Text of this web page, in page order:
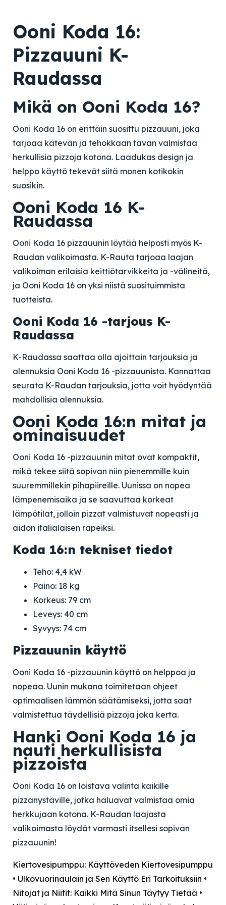
Ooni Koda 16:
Pizzauuni K-
Raudassa
Mikä on Ooni Koda 16?
Ooni Koda 16 on erittäin suosittu pizzauuni, joka
tarjoaa kätevän ja tehokkaan tavan valmistaa
herkullisia pizzoja kotona. Laadukas design ja
helppo käyttö tekevät siitä monen kotikokin
suosikin.
Ooni Koda 16 K-
Raudassa
Ooni Koda 16 pizzauunin löytää helposti myös K-
Raudan valikoimasta. K-Rauta tarjoaa laajan
valikoiman erilaisia keittiötarvikkeita ja -välineitä,
ja Ooni Koda 16 on yksi niistä suosituimmista
tuotteista.
Ooni Koda 16 -tarjous K-
Raudassa
K-Raudassa saattaa olla ajoittain tarjouksia ja
alennuksia Ooni Koda 16 -pizzauunista. Kannattaa
seurata K-Raudan tarjouksia, jotta voit hyödyntää
mahdollisia alennuksia.
Ooni Koda 16:n mitat ja
ominaisuudet
Ooni Koda 16 -pizzauunin mitat ovat kompaktit,
mikä tekee siitä sopivan niin pienemmille kuin
suuremmillekin pihapiireille. Uunissa on nopea
lämpenemisaika ja se saavuttaa korkeat
lämpötilat, jolloin pizzat valmistuvat nopeasti ja
aidon italialaisen rapeiksi.
Koda 16:n tekniset tiedot
Teho: 4,4 kW
Paino: 18 kg
Korkeus: 79 cm
Leveys: 40 cm
Syvyys: 74 cm
Pizzauunin käyttö
Ooni Koda 16 -pizzauunin käyttö on helppoa ja
nopeaa. Uunin mukana toimitetaan ohjeet
optimaalisen lämmön säätämiseksi, jotta saat
valmistettua täydellisiä pizzoja joka kerta.
Hanki Ooni Koda 16 ja
nauti herkullisista
pizzoista
Ooni Koda 16 on loistava valinta kaikille
pizzanystäville, jotka haluavat valmistaa omia
herkkujaan kotona. K-Raudan laajasta
valikoimasta löydät varmasti itsellesi sopivan
pizzauunin!
Kiertovesipumppu: Käyttöveden Kiertovesipumppu
• Ulkovuorinaulain ja Sen Käyttö Eri Tarkoituksiin •
Nitojat ja Niitit: Kaikki Mitä Sinun Täytyy Tietää •